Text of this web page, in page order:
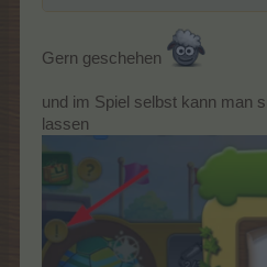
Gern geschehen
und im Spiel selbst kann man
lassen